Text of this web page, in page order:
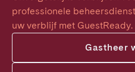
professionele
uw verblijf met GuestReady.
Gastheer